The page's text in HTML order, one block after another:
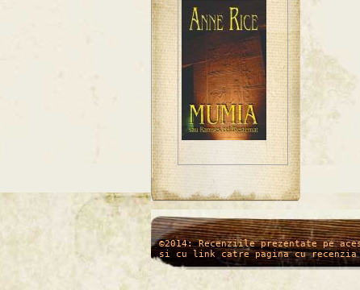
/* */
©2014: Recenziile prezentate pe
si cu link catre pagina cu